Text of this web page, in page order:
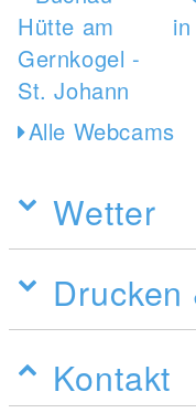
Alle Webcams
Wetter
Drucken
Kontakt